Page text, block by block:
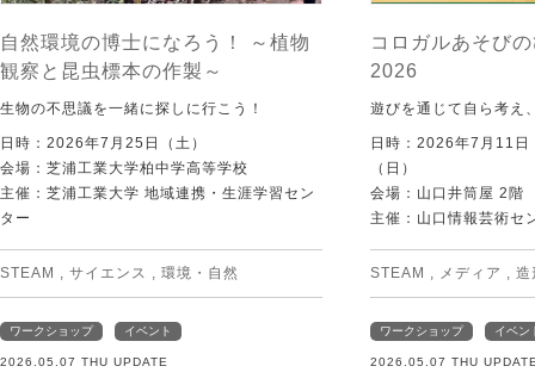
自然環境の博士になろう！ ～植物
観察と昆虫標本の作製～
生物の不思議を一緒に探しに行こう！
日時：2026年7月25日（土）
会場：芝浦工業大学柏中学高等学校
主催：芝浦工業大学 地域連携・生涯学習セン
ター
STEAM サイエンス 環境・自然
ワークショップ イベント
2026.05.07 THU UPDATE
コロガルあそび
2026
遊びを通じて自ら考え
日時：2026年7月11
（日）
会場：山口井筒屋 2階
主催：山口情報芸術セ
STEAM メディア 造
ワークショップ イベン
2026.05.07 THU